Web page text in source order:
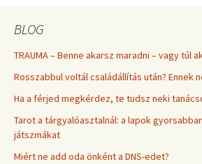
BLOG
TRAUMA – Benne akarsz maradni – vagy túl
Rosszabbul voltál családállítás után? Ennek
Ha a férjed megkérdez, te tudsz neki
Tarot a tárgyalóasztalnál: a lapok
játszmákat
Miért ne add oda önként a DNS-edet?